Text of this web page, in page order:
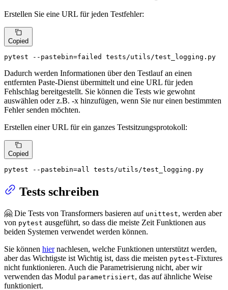
Erstellen Sie eine URL für jeden Testfehler:
Copied
pytest --pastebin=failed tests/utils/test_logging.py
Dadurch werden Informationen über den Testlauf an einen
entfernten Paste-Dienst übermittelt und eine URL für jeden
Fehlschlag bereitgestellt. Sie können die Tests wie gewohnt
auswählen oder z.B. -x hinzufügen, wenn Sie nur einen bestimmten
Fehler senden möchten.
Erstellen einer URL für ein ganzes Testsitzungsprotokoll:
Copied
pytest --pastebin=all tests/utils/test_logging.py
Tests schreiben
🤗 Die Tests von Transformers basieren auf unittest, werden aber
von pytest ausgeführt, so dass die meiste Zeit Funktionen aus
beiden Systemen verwendet werden können.
Sie können hiernachlesen, welche Funktionen unterstützt werden,
aber das Wichtigste ist Wichtig ist, dass die meisten pytest-Fixtures
nicht funktionieren. Auch die Parametrisierung nicht, aber wir
verwenden das Modul parametrisiert, das auf ähnliche Weise
funktioniert.